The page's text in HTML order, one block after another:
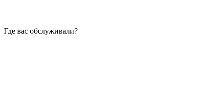
Где вас обслуживали?